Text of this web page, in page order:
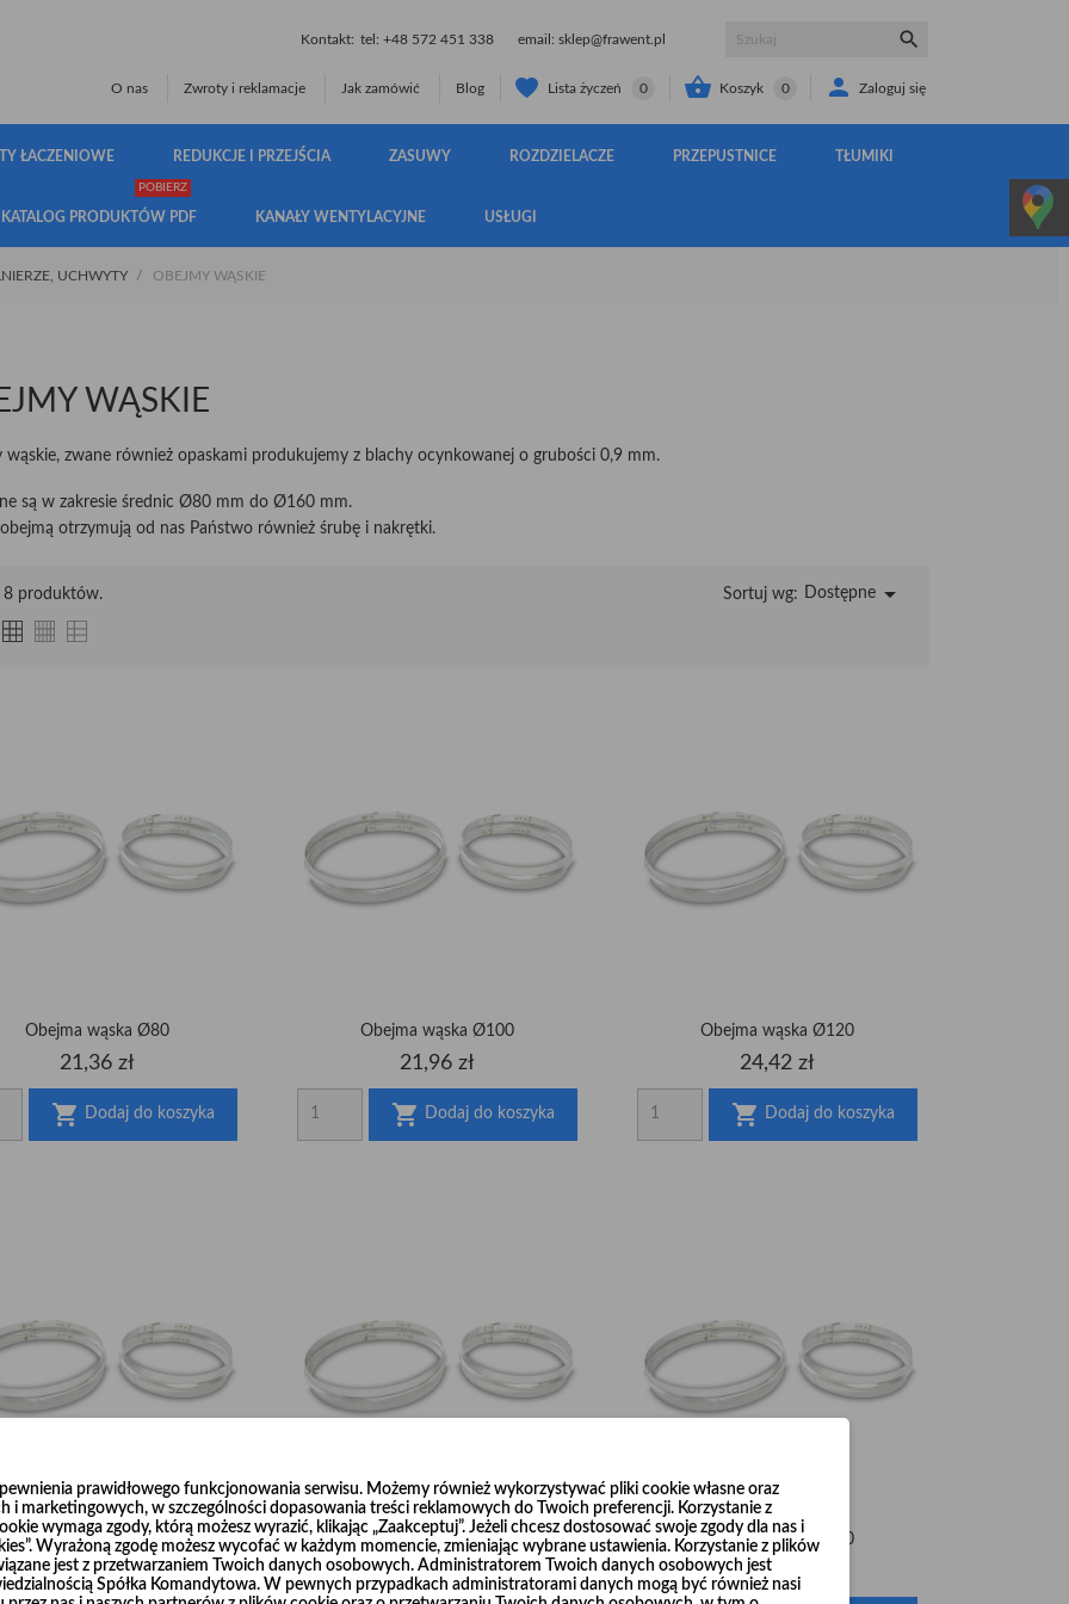
Kontakt: tel: +48 572 451 338 email: sklep@frawent.pl 
O nas Zwroty i reklamacje Jak zamówić Blog Lista życzeń 0  Koszyk 0  Zaloguj się
ŁACZENIOWE REDUKCJE I PRZEJŚCIA ZASUWY ROZDZIELACZE PRZEPUSTNICE TŁUMIKI
KATALOG PRODUKTÓW PDF
POBIERZ
KANAŁY WENTYLACYJNE USŁUGI
UCHWYTY OBEJMY WĄSKIE
WĄSKIE
wąskie, zwane również opaskami produkujemy z blachy ocynkowanej o grubości 0,9 mm.
są w zakresie średnic Ø80 mm do Ø160 mm.
otrzymują od nas Państwo również śrubę i nakrętki.
8 produktów. Sortuj wg: Dostępne 
Obejma wąska Ø80
Cena
21,36 zł
 Dodaj do koszyka
Obejma wąska Ø100
Cena
21,96 zł
 Dodaj do koszyka
Obejma wąska Ø120
Cena
24,42 zł
 Dodaj do koszyka
Obejma wąska Ø125
Cena
24,94 zł
Obejma wąska Ø140
Cena
27,47 zł
Obejma wąska Ø150
Cena
28,22 zł
prawidłowego funkcjonowania serwisu. Możemy również wykorzystywać pliki cookie własne oraz
i marketingowych, w szczególności dopasowania treści reklamowych do Twoich preferencji. Korzystanie z
wymaga zgody, którą możesz wyrazić, klikając „Zaakceptuj”. Jeżeli chcesz dostosować swoje zgody dla nas i
Wyrażoną zgodę możesz wycofać w każdym momencie, zmieniając wybrane ustawienia. Korzystanie z plików
jest z przetwarzaniem Twoich danych osobowych. Administratorem Twoich danych osobowych jest
Spółka Komandytowa. W pewnych przypadkach administratorami danych mogą być również nasi